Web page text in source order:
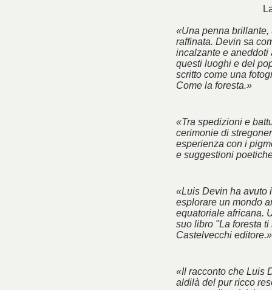
«Una penna brillante,
raffinata. Devin sa
incalzante e aneddoti
questi luoghi e del
scritto come una
Come la foresta.»
«Tra spedizioni e
cerimonie di
esperienza con i
e suggestioni
«Luis Devin ha avuto
esplorare un mondo
equatoriale africana.
suo libro "La foresta
Castelvecchi editore.»
«Il racconto che Luis
aldilà del pur ricco